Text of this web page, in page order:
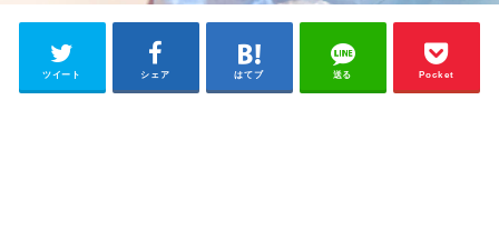
ツイート シェア はてブ 送る Pocket